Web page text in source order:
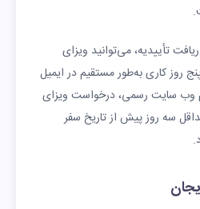
تأییدیه، می‌توانید ویزای
روز کاری به‌طور مستقیم در ایمیل
وب سایت رسمی، درخواست ویزای
سه روز پیش از تاریخ سفر